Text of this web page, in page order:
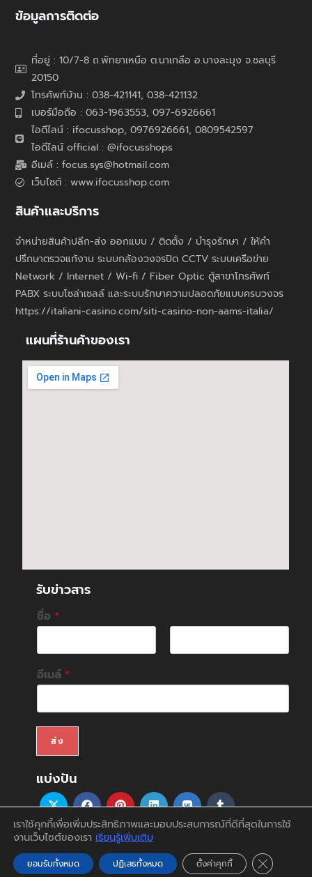
ข้อมูลการติดต่อ
ที่อยู่ : 10/7-8 ถ.พัทยาเหนือ ต.นาเกลือ อ.บางละมุง จ.ชลบุรี
20150
โทรศัพท์บ้าน : 038-421141, 038-421132
เบอร์มือถือ : 063-1963553, 097-6926661
ไอดีไลน์ : ifocusshop, 0976926661, 0809542597
ไอดีไลน์ official : @ifocusshops
อีเมล์ : focus.sys@hotmail.com
เว็บไซต์ : www.ifocusshop.com
สินค้าและบริการ
จำหน่ายสินค้าปลีก-ส่ง ออกแบบ / ติดตั้ง / บำรุงรักษา / ให้คำ
ปรึกษาตรวจแก้งาน ระบบกล้องวงจรปิด CCTV ระบบเครือข่าย
Network / Internet / Wi-fi / Fiber Optic ตู้สาขาโทรศัพท์
PABX ระบบโซล่าเซลล์ และระบบรักษาความปลอดภัยแบบครบวงจร
https://italiani-casino.com/siti-casino-non-aams-italia/
แผนที่ร้านค้าของเรา
รับข่าวสาร
ชื่อ *
i
rอีเมล์ *
ส่ง
แบ่งปัน
สินค้า บริการ บทความ สนับสนุน&ดาวน์โหลด ติดต่อเรา
บัญชีของฉัน
เราใช้คุกกี้เพื่อเพิ่มประสิทธิภาพและมอบประสบการณ์ที่ดีที่สุดในการใช้
งานเว็บไซต์ของเรา เรียนรู้เพิ่มเติม
ยอมรับทั้งหมด ปฏิเสธทั้งหมด ตั้งค่าคุกกี้ Close